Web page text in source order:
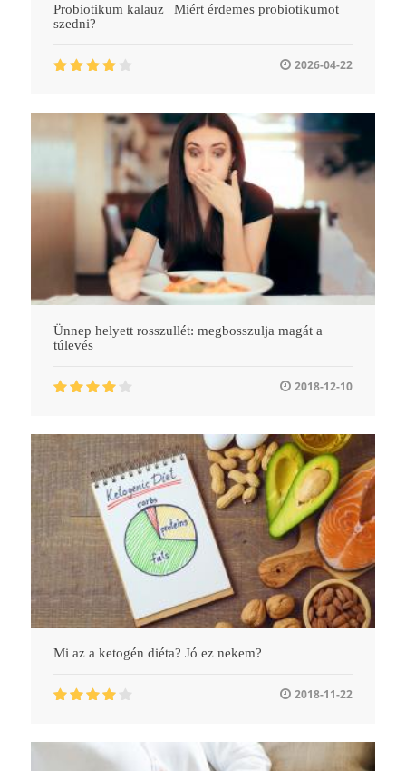
Probiotikum kalauz | Miért érdemes probiotikumot
szedni?
2026-04-22
Ünnep helyett rosszullét: megbosszulja magát a
túlevés
2018-12-10
Mi az a ketogén diéta? Jó ez nekem?
2018-11-22